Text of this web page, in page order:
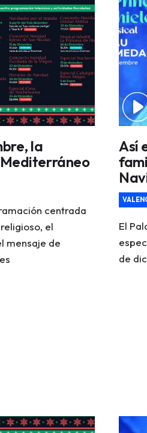
la
centrada
el
mensaje de
Así
El
de